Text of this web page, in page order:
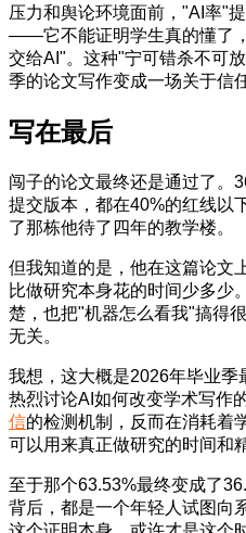
压力和舆论环境面前，"AI率"
——它不能证明学生真的懂了
交给AI"。这种"宁可错杀不可
季的论文写作变成一场关于信
写在最后
闯子的论文最终还是通过了。
提交版本，都在40%的红线以
了那栋他待了四年的教学楼。
但我知道的是，他在这篇论文
比做研究本身花的时间少多少
楚，也把"机器怎么看我"搞得
无关。
我想，这大概是2026年毕业季
热烈讨论AI如何改变学术写作
信的检测机制，反而在消耗
可以用来真正做研究的时间和
至于那个63.53%最终变成了
背后，都是一个年轻人试图向